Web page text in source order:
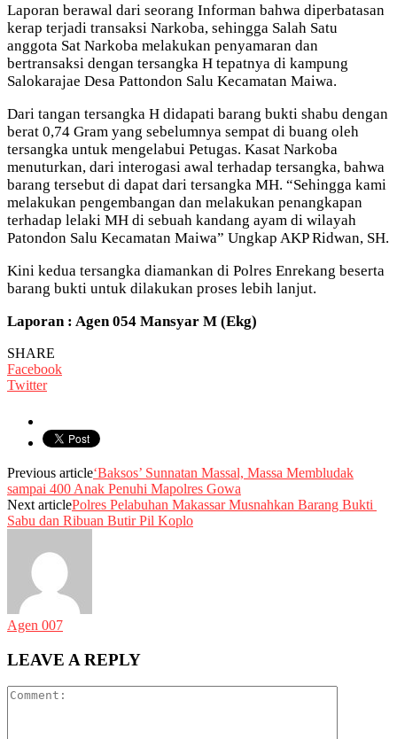
Laporan berawal dari seorang Informan bahwa diperbatasan
kerap terjadi transaksi Narkoba, sehingga Salah Satu
anggota Sat Narkoba melakukan penyamaran dan
bertransaksi dengan tersangka H tepatnya di kampung
Salokarajae Desa Pattondon Salu Kecamatan Maiwa.
Dari tangan tersangka H didapati barang bukti shabu dengan
berat 0,74 Gram yang sebelumnya sempat di buang oleh
tersangka untuk mengelabui Petugas. Kasat Narkoba
menuturkan, dari interogasi awal terhadap tersangka, bahwa
barang tersebut di dapat dari tersangka MH. “Sehingga kami
melakukan pengembangan dan melakukan penangkapan
terhadap lelaki MH di sebuah kandang ayam di wilayah
Patondon Salu Kecamatan Maiwa” Ungkap AKP Ridwan, SH.
Kini kedua tersangka diamankan di Polres Enrekang beserta
barang bukti untuk dilakukan proses lebih lanjut.
Laporan : Agen 054 Mansyar M (Ekg)
SHARE
Facebook
Twitter
Previous article‘Baksos’ Sunnatan Massal, Massa Membludak
sampai 400 Anak Penuhi Mapolres Gowa
Next articlePolres Pelabuhan Makassar Musnahkan Barang Bukti
Sabu dan Ribuan Butir Pil Koplo
Agen 007
LEAVE A REPLY